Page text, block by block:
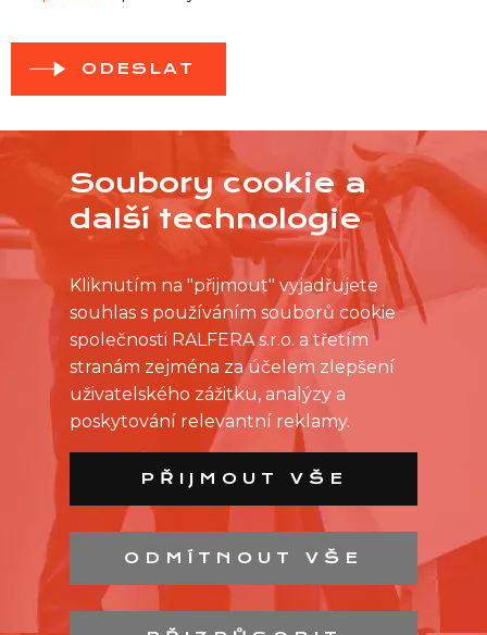
ODESLAT
Soubory cookie a
další technologie
Kliknutím na "přijmout" vyjadřujete
souhlas s používáním souborů cookie
společnosti RALFERA s.r.o. a třetím
stranám zejména za účelem zlepšení
uživatelského zážitku, analýzy a
poskytování relevantní reklamy.
PŘIJMOUT VŠE
ODMÍTNOUT VŠE